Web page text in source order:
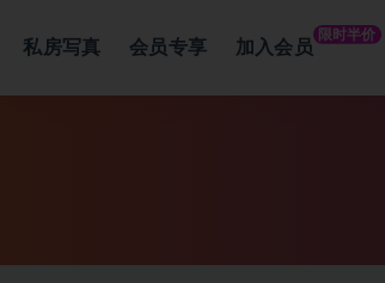
私房写真 会员专享 加入会员
限时半价